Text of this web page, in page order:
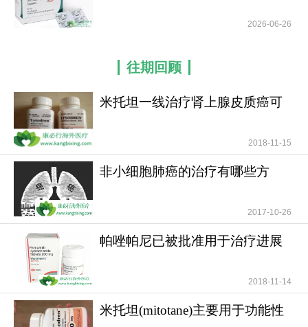
药监局将其拟纳入突破性治疗品种，意味着它在国
内的上市之路正在加速，有望更快惠及国内患者。
130-650或扫码添加下方微信，我们将竭诚为您服
更多药品详情请访问
https://www.kangbixing.com/drug/yfgltn/
2026-06-26
往期回顾
米托坦一线治疗肾上腺皮质癌可
2018-11-15
非小细胞肺癌的治疗有哪些方
2017-10-26
帕唑帕尼已被批准用于治疗进展
2018-11-14
米托坦(mitotane)主要用于功能性